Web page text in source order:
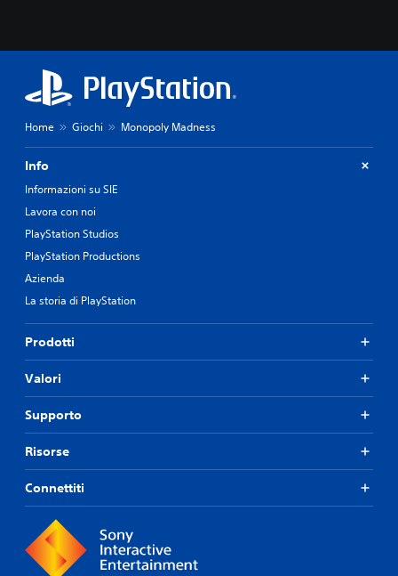
Home Giochi Monopoly Madness
Info
Informazioni su SIE
Lavora con noi
PlayStation Studios
PlayStation Productions
Azienda
La storia di PlayStation
Prodotti
Valori
Supporto
Risorse
Connettiti